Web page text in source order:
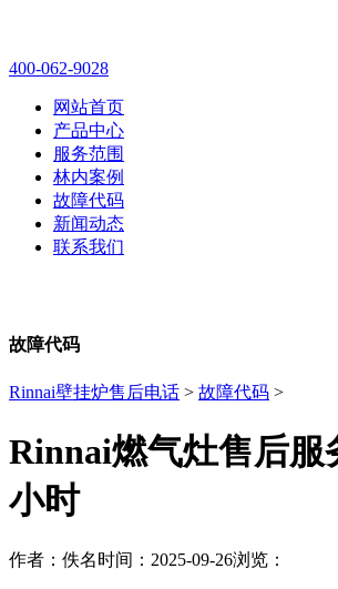
400-062-9028
网站首页
产品中心
服务范围
林内案例
故障代码
新闻动态
联系我们
故障代码
Rinnai壁挂炉售后电话 > 故障代码 >
Rinnai燃气灶售后服
小时
作者：佚名时间：2025-09-26浏览：